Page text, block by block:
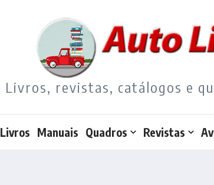
Livros, revistas, catálogos e
Livros Manuais Quadros Revistas